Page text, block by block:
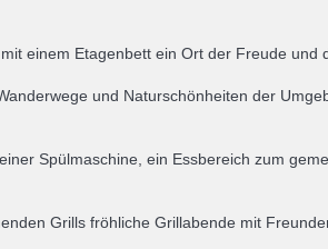
einem Etagenbett ein Ort der Freude und
und Naturschönheiten der
Spülmaschine, ein Essbereich zum
Grills fröhliche Grillabende mit